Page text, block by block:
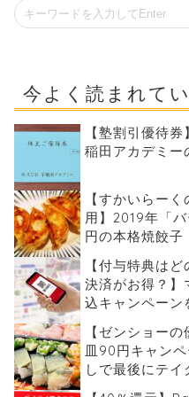
今よく読まれて
【塾割引優待
稲田アカデミー
【すかいらー
用】2019年「
円の本格焼餃子
【付与特典は
決済がお得？】
込キャンペーン
【ゼンショー
皿90円キャン
しで最後にテイ